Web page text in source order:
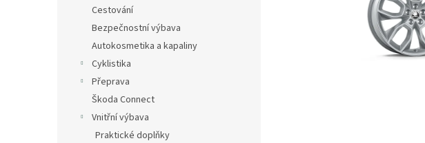
Cestování
Bezpečnostní výbava
Autokosmetika a kapaliny
Cyklistika
Přeprava
Škoda Connect
Vnitřní výbava
Praktické doplňky